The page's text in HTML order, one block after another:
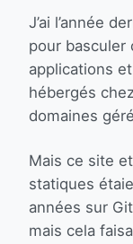
J’ai l’année
pour basculer
applications
hébergés
domaines
Mais ce site
statiques
années sur
mais cela